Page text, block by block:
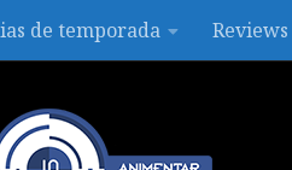
de temporada Reviews